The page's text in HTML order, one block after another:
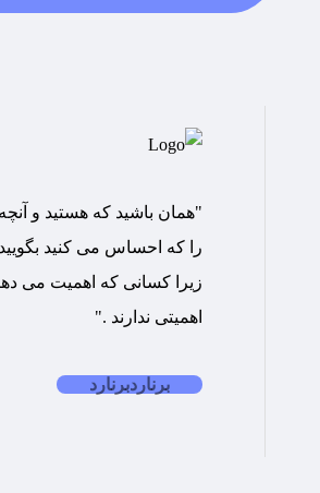
"همان باشید که هستید و آنچه
را که احساس می کنید
زیرا کسانی که اهمیت می
اهمیتی ندارند ."
برناردبرنارد